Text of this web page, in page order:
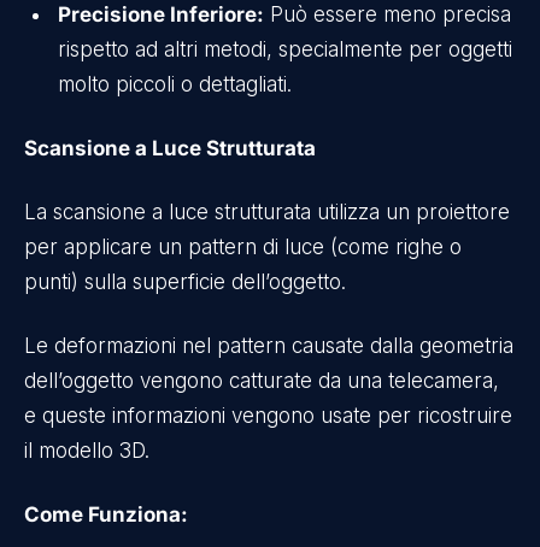
Precisione Inferiore: Può essere meno precisa
rispetto ad altri metodi, specialmente per oggetti
molto piccoli o dettagliati.
Scansione a Luce Strutturata
La scansione a luce strutturata utilizza un proiettore
per applicare un pattern di luce (come righe o
punti) sulla superficie dell’oggetto.
Le deformazioni nel pattern causate dalla geometria
dell’oggetto vengono catturate da una telecamera,
e queste informazioni vengono usate per ricostruire
il modello 3D.
Come Funziona: